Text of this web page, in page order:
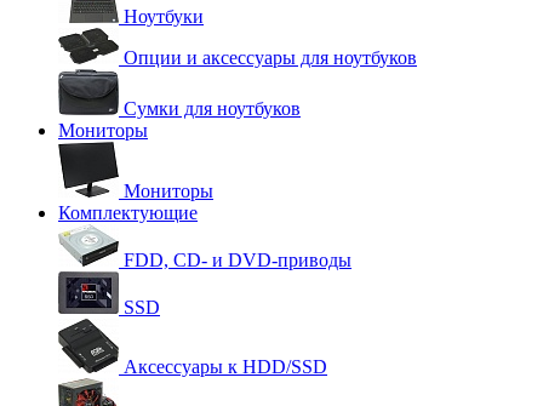
Ноутбуки
Опции и аксессуары для ноутбуков
Сумки для ноутбуков
Мониторы
Мониторы
Комплектующие
FDD, CD- и DVD-приводы
SSD
Аксессуары к HDD/SSD